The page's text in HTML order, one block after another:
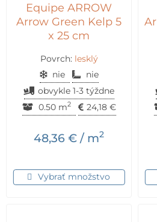
Equipe ARROW
Arrow Green Kelp 5
x 25 cm
Povrch: lesklý
nie
nie
obvykle 1-3 týždne
0.50 m2 24,18 €
48,36 € / m2
Vybrať množstvo